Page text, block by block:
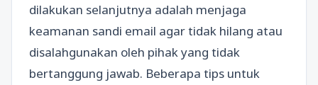
dilakukan selanjutnya adalah menjaga
keamanan sandi email agar tidak hilang atau
disalahgunakan oleh pihak yang tidak
bertanggung jawab. Beberapa tips untuk